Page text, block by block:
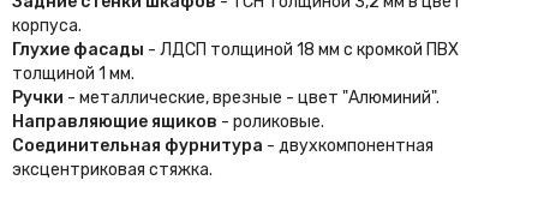
корпуса.
Глухие фасады - ЛДСП толщиной 18 мм с кромкой ПВХ
толщиной 1 мм.
Ручки - металлические, врезные - цвет "Алюминий".
Направляющие ящиков - роликовые.
Соединительная фурнитура - двухкомпонентная
эксцентриковая стяжка.